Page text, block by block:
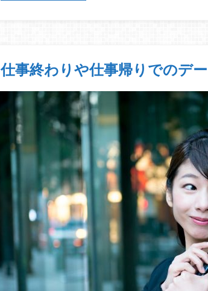
仕事終わりや仕事帰りでのデ